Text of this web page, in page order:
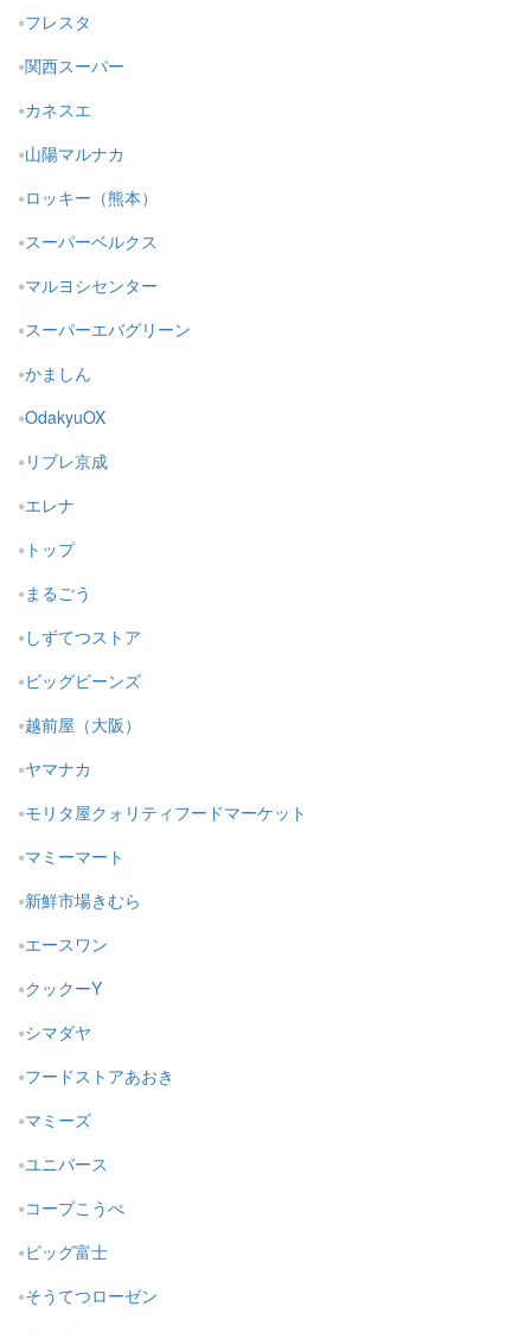
フレスタ
関西スーパー
カネスエ
山陽マルナカ
ロッキー（熊本）
スーパーベルクス
マルヨシセンター
スーパーエバグリーン
かましん
OdakyuOX
リブレ京成
エレナ
トップ
まるごう
しずてつストア
ビッグビーンズ
越前屋（大阪）
ヤマナカ
モリタ屋クォリティフードマーケット
マミーマート
新鮮市場きむら
エースワン
クックーY
シマダヤ
フードストアあおき
マミーズ
ユニバース
コープこうべ
ビッグ富士
そうてつローゼン